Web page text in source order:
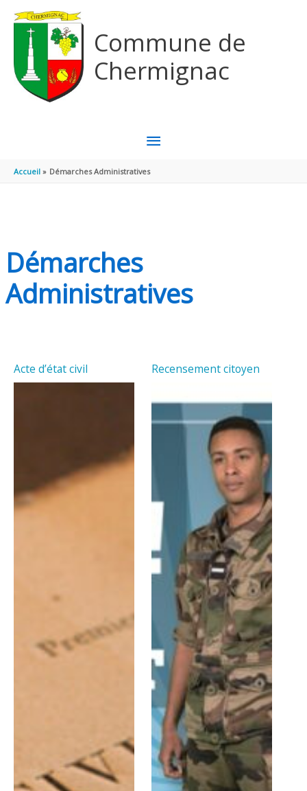
Commune de
Chermignac
MENU
PRINCIPAL
Accueil Démarches Administratives
Démarches
Administratives
Acte d’état civil Recensement citoyen